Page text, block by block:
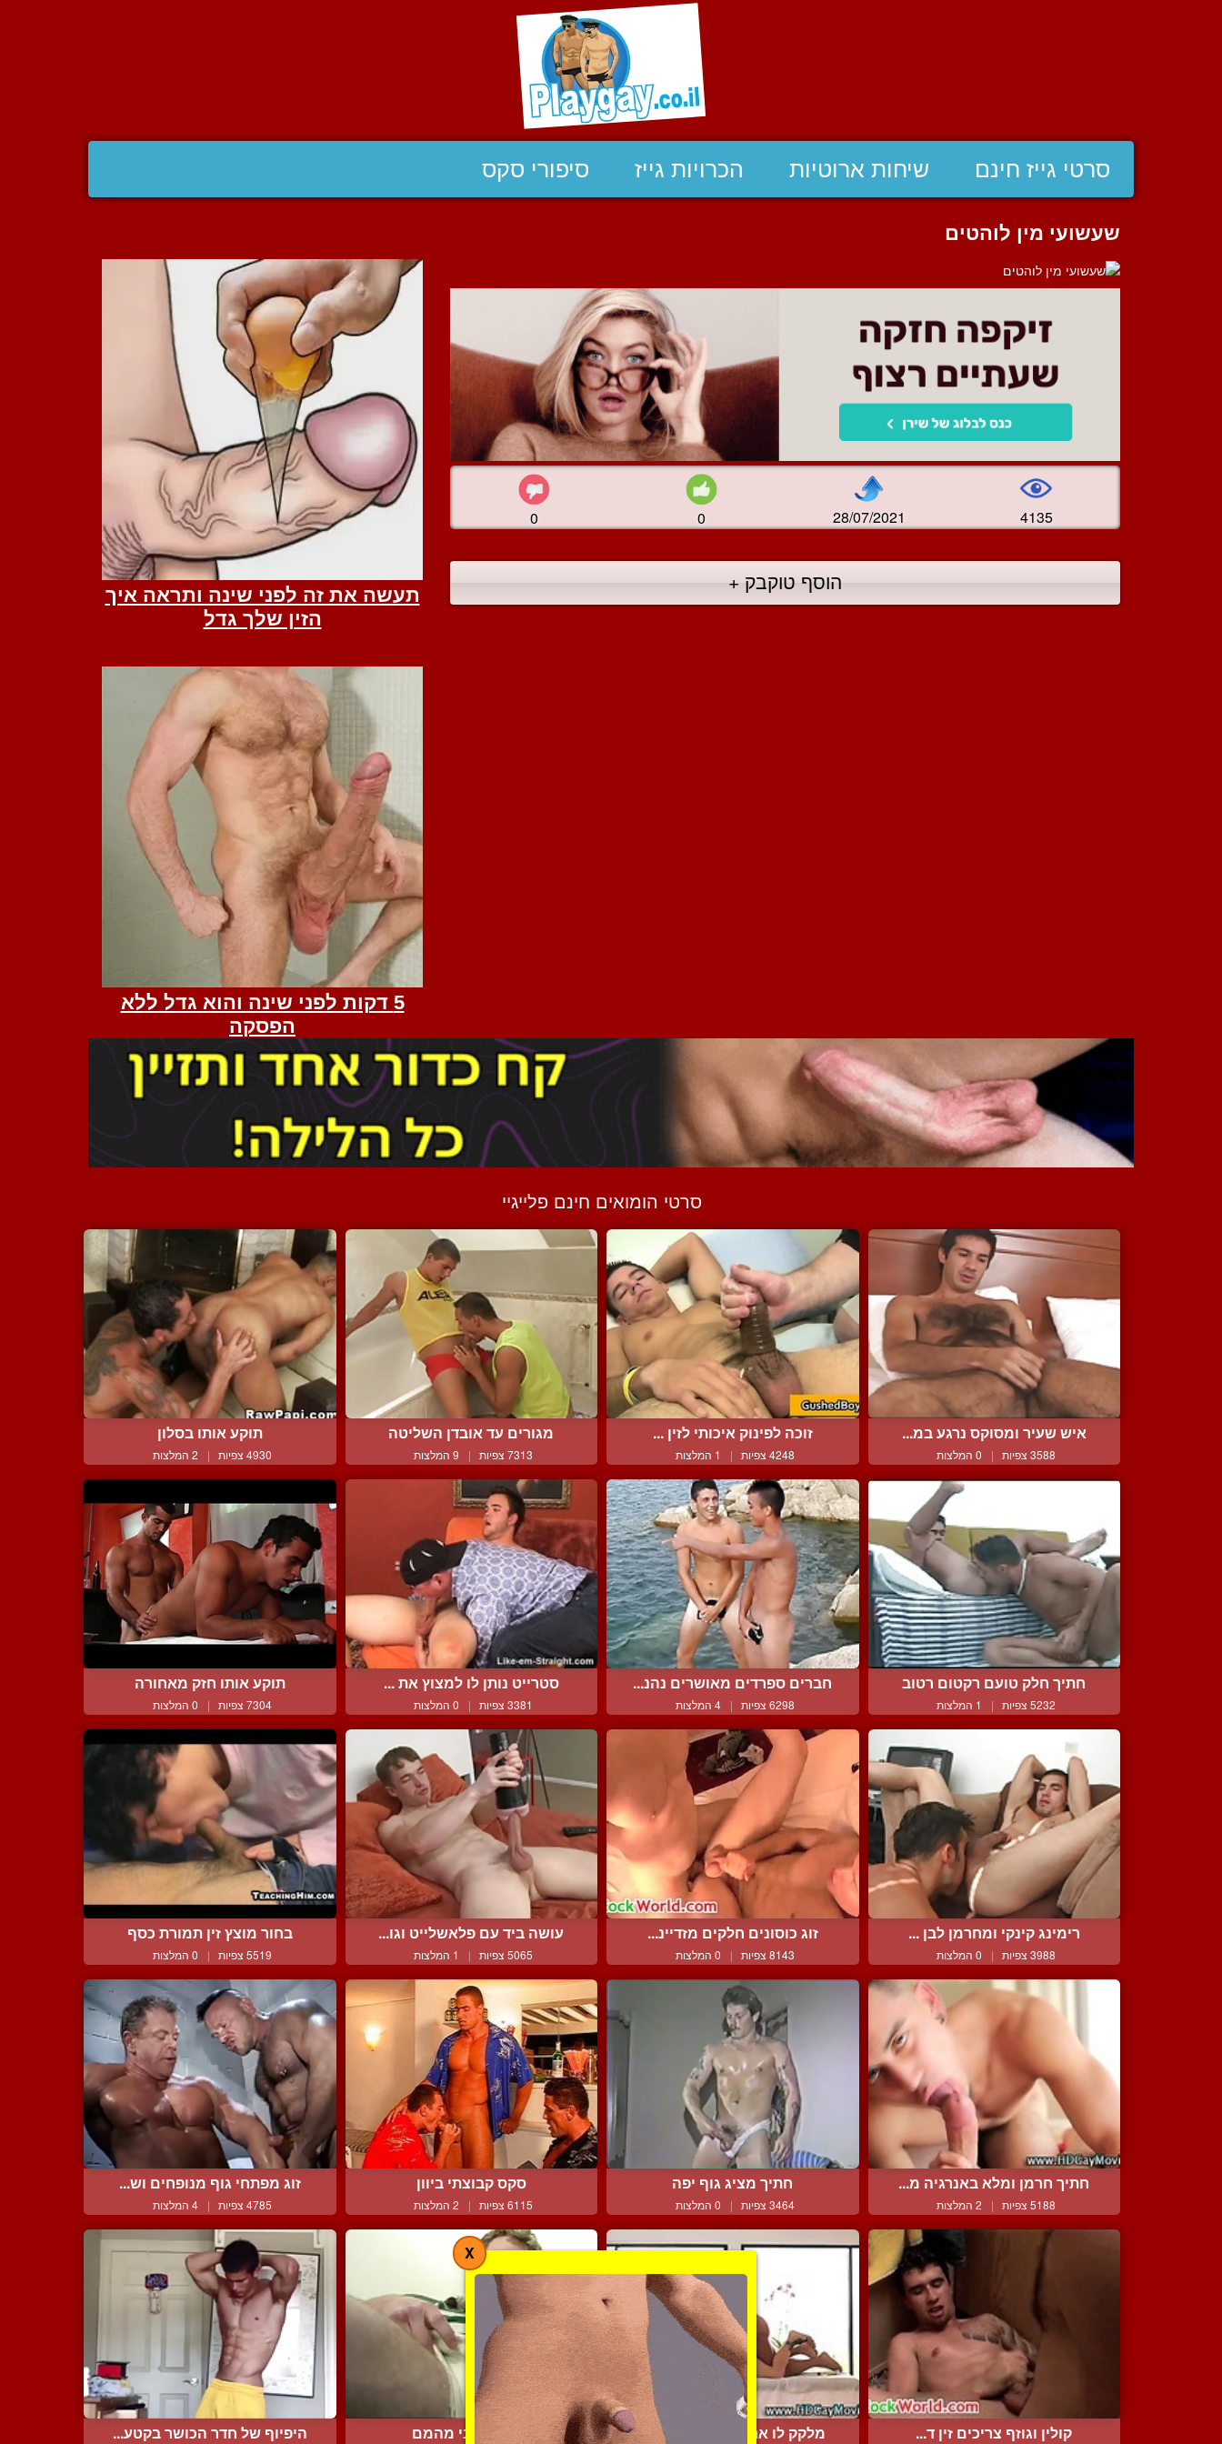
סרטי גייז חינם שיחות ארוטיות הכרויות גייז סיפורי סקס
שעשועי מין לוהטים
0 0 28/07/2021 4135
הוסף טוקבק +
סרטי הומואים חינם פלייגיי
איש שעיר ומסוקס נרגע במ...
3588 צפיות | 0 המלצות
זוכה לפינוק איכותי לזין ...
4248 צפיות | 1 המלצות
מגורים עד אובדן השליטה
7313 צפיות | 9 המלצות
תוקע אותו בסלון
4930 צפיות | 2 המלצות
חתיך חלק טועם רקטום רטוב
5232 צפיות | 1 המלצות
חברים ספרדים מאושרים נהנ...
6298 צפיות | 4 המלצות
סטרייט נותן לו למצוץ את ...
3381 צפיות | 0 המלצות
תוקע אותו חזק מאחורה
7304 צפיות | 0 המלצות
רימינג קינקי ומחרמן לבן ...
3988 צפיות | 0 המלצות
זוג כוסונים חלקים מזדיינ...
8143 צפיות | 0 המלצות
עושה ביד עם פלאשלייט וגו...
5065 צפיות | 1 המלצות
בחור מוצץ זין תמורת כסף
5519 צפיות | 0 המלצות
חתיך חרמן ומלא באנרגיה מ...
5188 צפיות | 2 המלצות
חתיך מציג גוף יפה
3464 צפיות | 0 המלצות
סקס קבוצתי ביוון
6115 צפיות | 2 המלצות
זוג מפתחי גוף מנופחים וש...
4785 צפיות | 4 המלצות
קולין וגוזף צריכים זין ד... מלקק לו את החור ומחדיר ל... שחקן רוגבי מהמם היפיוף של חדר הכושר בקטע...
X